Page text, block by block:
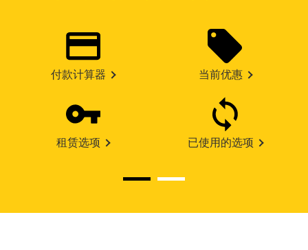
付款计算器 当前优惠
租赁选项 已使用的选项